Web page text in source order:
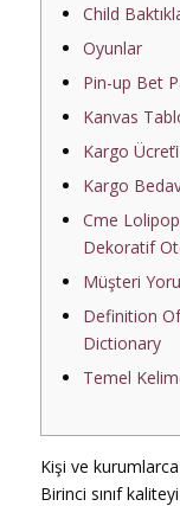
Child
Oyunlar
Pin-up Bet
Kanvas
Kargo Ücreti̇
Kargo
Cme
Dekoratif
Müşteri
Definition
Dictionary
Temel
Kişi ve
Birinci sınıf